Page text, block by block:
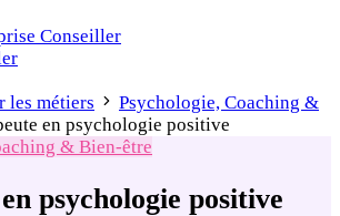
Conseiller
les métiers
Psychologie, Coaching &
en psychologie positive
& Bien-être
psychologie positive